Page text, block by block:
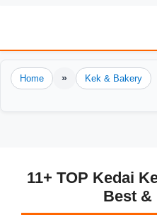
content
Home » Kek & Bakery
11+ TOP Kedai
Best &